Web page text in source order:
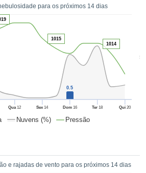
para os próximos 14 dias
Nuvens (%) Pressão
50
Qua12 Sex 14 Dom16 Ter 18 Qui 20
0.5
1015
1014
e rajadas de vento para os próximos 14 dias